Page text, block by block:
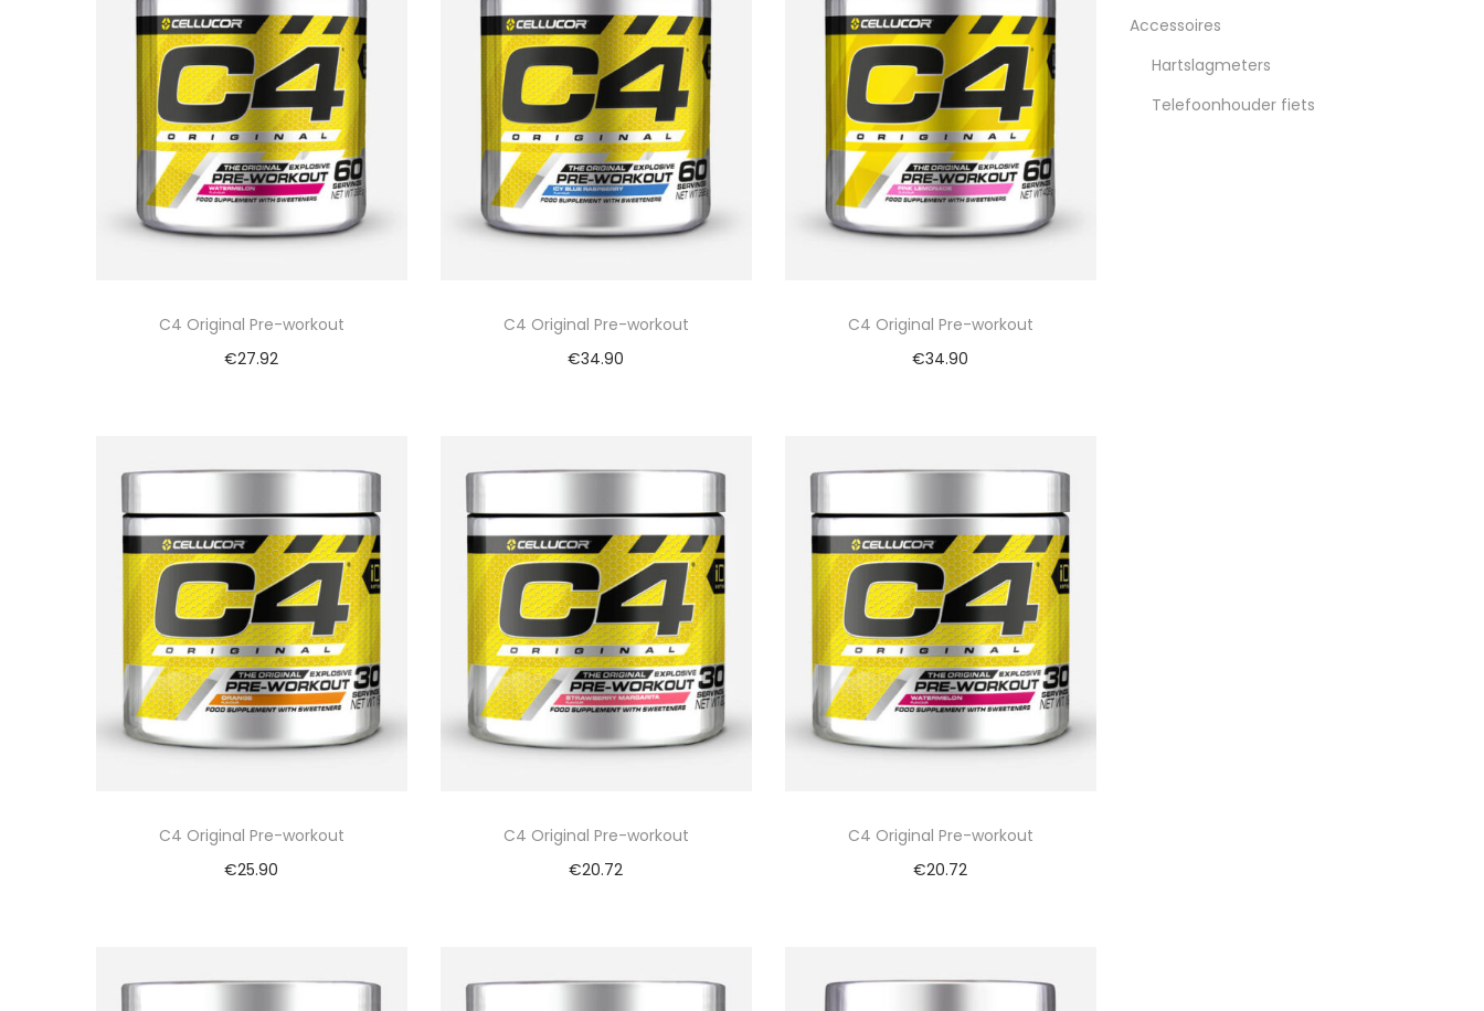
C4 Original Pre-workout
€27.92
C4 Original Pre-workout
€34.90
C4 Original Pre-workout
€34.90
C4 Original Pre-workout
€25.90
C4 Original Pre-workout
€20.72
C4 Original Pre-workout
€20.72
Accessoires
Hartslagmeters
Telefoonhouder fiets